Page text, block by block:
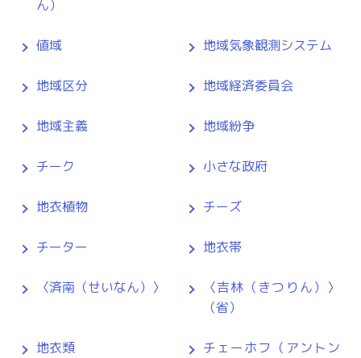
ん）
値域 地域気象観測システム
地域区分 地域経済委員会
地域主義 地域紛争
チーク 小さな政府
地衣植物 チーズ
チーター 地衣帯
〈済南（せいなん）〉
〈吉林（きつりん）〉
（省）
地衣類
チェーホフ（アントン